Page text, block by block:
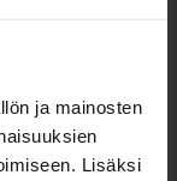
ja mainosten
Lisäksi